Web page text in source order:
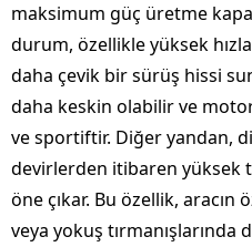
maksimum güç üretme
durum, özellikle yüksek
daha çevik bir sürüş hissi
daha keskin olabilir ve
ve sportiftir. Diğer yandan,
devirlerden itibaren yüksek
öne çıkar. Bu özellik,
veya yokuş